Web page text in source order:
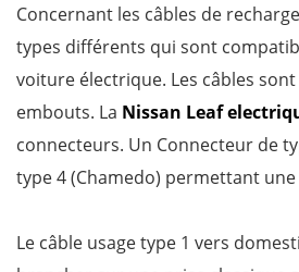
Concernant les câbles de
types différents qui sont
voiture électrique. Les câbles
embouts. La Nissan Leaf
connecteurs. Un Connecteur de
type 4 (Chamedo) permettant
Le câble usage type 1 vers